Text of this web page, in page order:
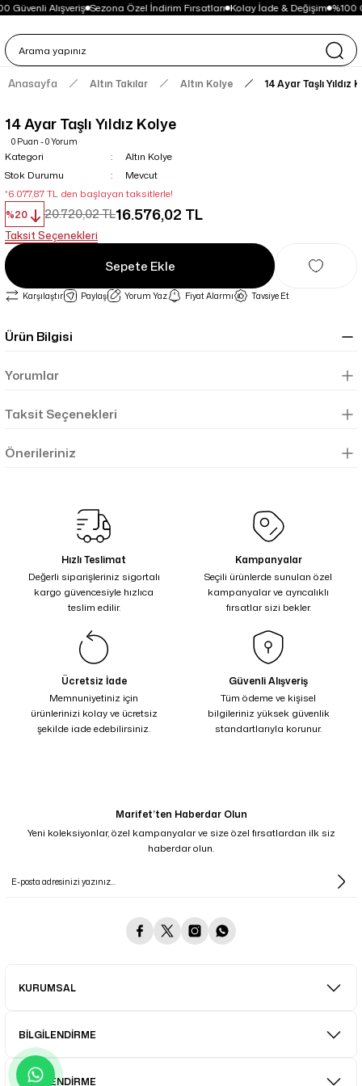
Güvenli Alışveriş Sezona Özel İndirim Fırsatları Kolay İade & Değişim %100
Anasayfa Altın Takılar Altın Kolye 14 Ayar Taşlı Yıldız
14 Ayar Taşlı Yıldız Kolye
0 Puan - 0 Yorum
Kategori
Altın Kolye
Stok Durumu
Mevcut
*6.077,87 TL den başlayan taksitlerle!
%20
20.720,02 TL16.576,02 TL
Taksit Seçenekleri
Sepete Ekle
Karşılaştır Paylaş Yorum Yaz Fiyat Alarmı Tavsiye Et
Ürün Bilgisi
Yorumlar
Taksit Seçenekleri
Önerileriniz
Hızlı Teslimat
Değerli siparişleriniz sigortalı
kargo güvencesiyle hızlıca
teslim edilir.
Kampanyalar
Seçili ürünlerde sunulan özel
kampanyalar ve ayrıcalıklı
fırsatlar sizi bekler.
Ücretsiz İade
Memnuniyetiniz için
ürünlerinizi kolay ve ücretsiz
şekilde iade edebilirsiniz.
Güvenli Alışveriş
Tüm ödeme ve kişisel
bilgileriniz yüksek güvenlik
standartlarıyla korunur.
Marifet’ten Haberdar Olun
Yeni koleksiyonlar, özel kampanyalar ve size özel fırsatlardan ilk siz
haberdar olun.
KURUMSAL
BİLGİLENDİRME
BİLGİLENDİRME